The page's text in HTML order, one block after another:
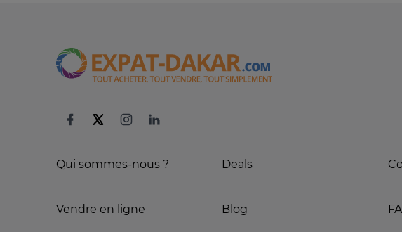
Qui sommes-nous ?
Vendre en ligne
Deals
Blog